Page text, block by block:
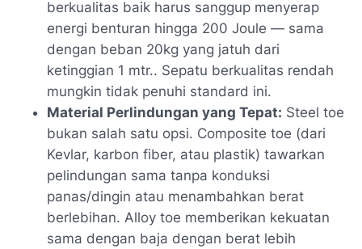
berkualitas baik harus sanggup menyerap
energi benturan hingga 200 Joule — sama
dengan beban 20kg yang jatuh dari
ketinggian 1 mtr.. Sepatu berkualitas rendah
mungkin tidak penuhi standard ini.
Material Perlindungan yang Tepat: Steel toe
bukan salah satu opsi. Composite toe (dari
Kevlar, karbon fiber, atau plastik) tawarkan
pelindungan sama tanpa konduksi
panas/dingin atau menambahkan berat
berlebihan. Alloy toe memberikan kekuatan
sama dengan baja dengan berat lebih